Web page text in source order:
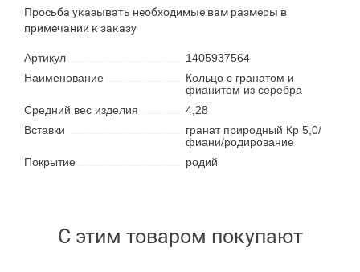
Просьба указывать необходимые вам размеры в
примечании к заказу
Артикул
1405937564
Наименование
Кольцо с гранатом и
фианитом из серебра
Средний вес изделия
4,28
Вставки
гранат природный Кр 5,0/
фиани/родирование
Покрытие
родий
С этим товаром покупают